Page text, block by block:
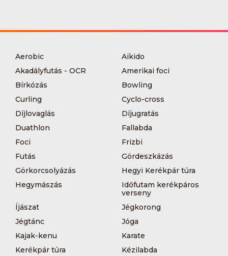
Aerobic
Aikido
Akadályfutás - OCR
Amerikai foci
Bírkózás
Bowling
Curling
Cyclo-cross
Díjlovaglás
Díjugratás
Duathlon
Fallabda
Foci
Frizbi
Futás
Gördeszkázás
Görkorcsolyázás
Hegyi Kerékpár túra
Hegymászás
Időfutam kerékpáros
verseny
Íjászat
Jégkorong
Jégtánc
Jóga
Kajak-kenu
Karate
Kerékpár túra
Kézilabda